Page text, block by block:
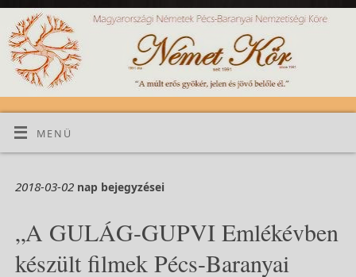
MENÜ
2018-03-02nap bejegyzései
„A GULÁG-GUPVI Emlékévben
készült filmek Pécs-Baranyai